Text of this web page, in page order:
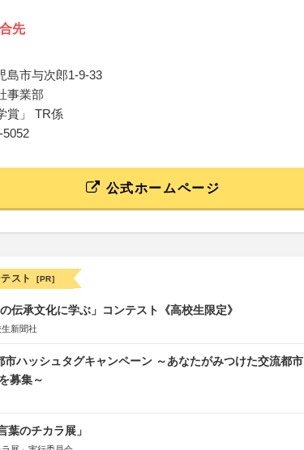
先
島市与次郎1-9-33
事業部
賞」 TR係
5052
公式ホームページ
スト [PR]
伝承文化に学ぶ」コンテスト《高校生限定》
新聞社
市ハッシュタグキャンペーン ～あなたがみつけた交流都市
募集～
葉のチカラ展」